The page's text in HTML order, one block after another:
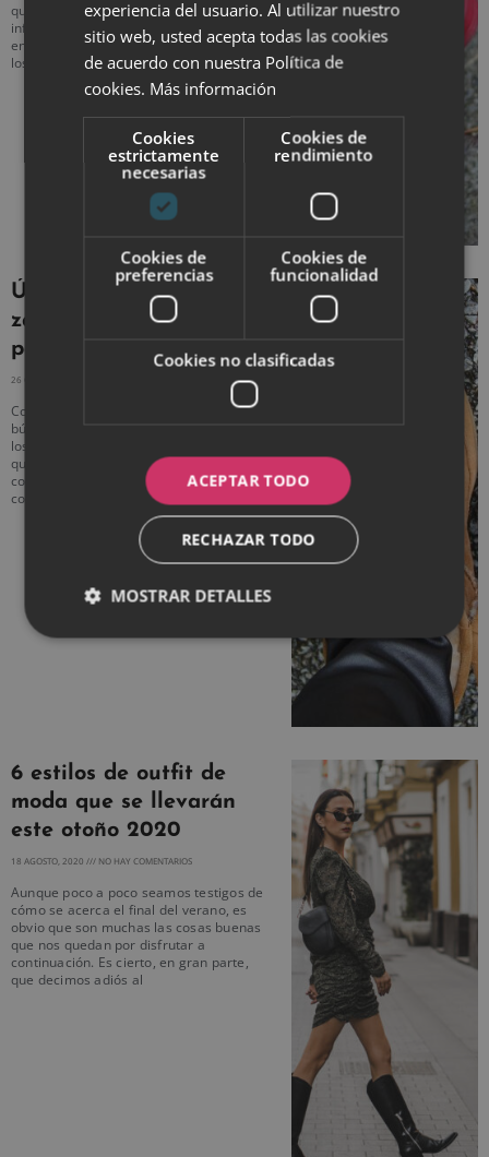
que están siendo tendencia. Muchas
influencers las llevan, por lo que
enseguida han empezado a ser uno de
los calzados
Últimas tendencias en
zapatos de invierno
para mujer
26 OCTUBRE, 2020
Con la llegada de los días fríos hay una
búsqueda que empieza a coger fuerza:
los zapatos de invierno para mujer. Y es
que, cuando las temperaturas
comienzan a bajar, todas las mujeres
corremos a renovar la zapatera
6 estilos de outfit de
moda que se llevarán
este otoño 2020
18 AGOSTO, 2020 NO HAY COMENTARIOS
Aunque poco a poco seamos testigos de
cómo se acerca el final del verano, es
obvio que son muchas las cosas buenas
que nos quedan por disfrutar a
continuación. Es cierto, en gran parte,
que decimos adiós al
experiencia del usuario. Al utilizar nuestro
sitio web, usted acepta todas las cookies
de acuerdo con nuestra Política de
cookies. Más información
Cookies
estrictamente
necesarias
Cookies de
rendimiento
Cookies de
preferencias
Cookies de
funcionalidad
Cookies no clasificadas
ACEPTAR TODO
RECHAZAR TODO
MOSTRAR DETALLES